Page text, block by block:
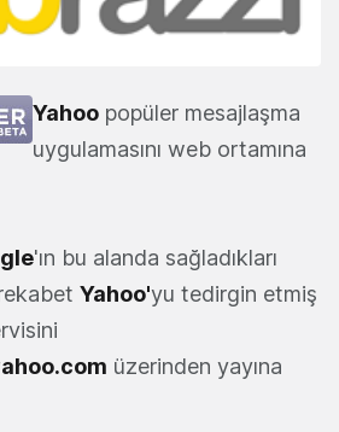
Yahoo popüler mesajlaşma
uygulamasını web ortamına
'ın bu alanda sağladıkları
Yahoo'yu tedirgin etmiş
üzerinden yayına